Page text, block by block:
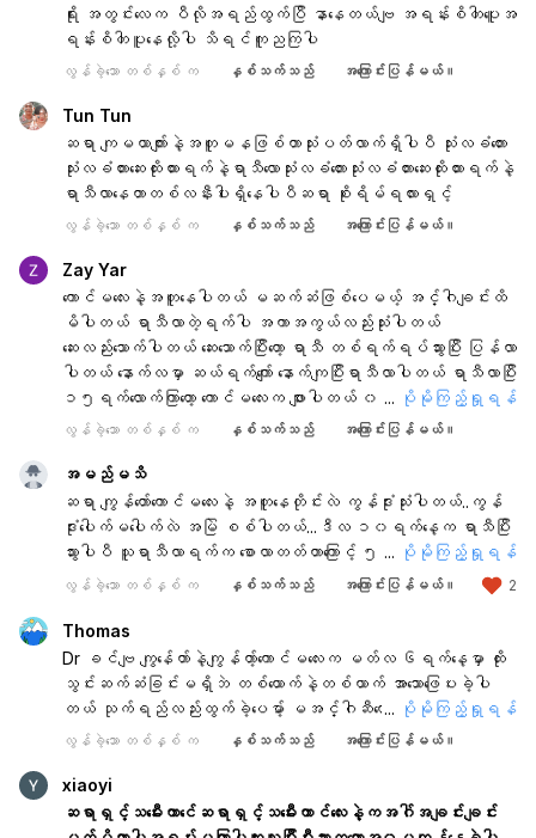
ရိုး အတွင်းလေက ပီလိုအရည်ထွက်ပြီ နာနေတယ်ဗျ အရန်းစိတါပူေအ
ရန်းစိတါပူနေလို့ပါ သိရင်ကူညကြပါ
လွန်ခဲ့သော တစ်နှစ် က နှစ်သက်သည် အကြောင်းပြန်မယ်။
Tun Tun
ဆရာ ကျမယာက်ျားနဲ့အတူမနဖြစ်တာသုံးပတ်လာက်ရှိပါပီ သုံးလခံတားေ
သုံးလခံတားဆေးထိုးထားရက်နဲ့ရာသီလာေသုံးလခံတားေသုံးလခံတားဆေးထိုးထားရက်နဲ့
ရာသီလာနေတာတစ်လနီးပါးရှိနေပါပီဆရာ စိုးရိမ်ရလားရှင့်
လွန်ခဲ့သော တစ်နှစ် က နှစ်သက်သည် အကြောင်းပြန်မယ်။
Zay Yar
ကောင်မလေးနဲ့အတူနေပါတယ် မဆက်ဆံဖြစ်ပေမယ့် အင်္ဂါချင်းထိ
မိပါတယ် ရာသီလာတဲ့ရက်ပါ အကာအကွယ်လည်းသုံးပါတယ်
ဆေးလည်းသောက်ပါတယ် ဆေးသောက်ပြီးတော့ ရာသီ တစ်ရက်ရပ်သွားပြီး ပြန်လာ
ပါတယ် နောက်လမှာ ဆယ်ရက်ကျော် နောက်ကျပြီးရာသီလာပါတယ် ရာသီလာပြီး
၁၅ရက်လောက်ကြာတော့ ကောင်မလေးက ဖျားပါတယ် ၀မ်းပျက်တယိ ပြီးတော့
ပျ်ု့အန်တော့တာ အစာစားပြီးတိုင်းအန်သလို အစားမြင်တာနဲ့အန်နေတာပါ
ချင်လို့ပါ 🙏🙏🙏
... ပိုမိုကြည့်ရှုရန်
လွန်ခဲ့သော တစ်နှစ် က နှစ်သက်သည် အကြောင်းပြန်မယ်။
အမည်မသိ
ဆရာ ကျွန်တော်ကောင်မလေးနဲ့ အတူနေတိုင်းလဲ ကွန်ဒုံးသုံးပါတယ်..ကွန်
ဒုံးပေါက်မပေါက်လဲ အမြဲ စစ်ပါတယ်...ဒီလ ၁၀ရက်နေ့က ရာသီပြီး
သွားပါပီ သူရာသီလာရက်က စောလာတတ်တာကြောင့် ၅လပိုင်း ၅ရက်နေမှ
ရာသီလာမှာပါဆရာ..၂၇ရက်နေ့ ညနေမှာ ဆီးစစ်ကြည့်တော့ ၁ကြောင်းပဲ
ပြပြီး ဒီနေ့၂၈ရက်နေ့ မနက်ပိုင်းဆီးနဲ့ စစ်ကျိတော့ ၂ကြောင်းပြပါ
တယ်ဆရာ..နောက်ထပ် သေချာ သွားအောင် ဆီးပြန်စစ်တော့ ၁ကြောင်း ပဲ ပြ
တယ်ဆရာ..ဆီးစစ်တံ၂ချောင်းစလုံး နဲ့ စစ်ကျိလဲ ၁ကြောင်းပဲပြတယ်
ဆရာ..ကောင်မလေးက စားချင်သောက်ချင်စိတ်တေပျောက်ပြီး ခေါင်းမူး ပျိူ့တာ
တေဖြစ်နေတယ် ဆရာ..ကိုယ်ဝန်ရှိနိုင်လားဆရာ
... ပိုမိုကြည့်ရှုရန်
လွန်ခဲ့သော တစ်နှစ် က နှစ်သက်သည် အကြောင်းပြန်မယ်။ 2
Thomas
Dr ခင်ဗျ ကျွန်ေတာ်နဲ့ကျွန်တာ့်ကောင်မလေးက မတ်လ ၆ရက်နေ့မှာ ထိုး
သွင်းဆက်ဆံခြင်းမရှိဘဲ တစ်ယောက်နဲ့တစ်ယာက် အာသာေဖြေပးခဲ့ပါ
တယ် သုက်ရည်လည်းထွက်ခဲ့ပေမာ့် မအင်္ဂါဆီတော့ မရောက်ခဲ့ပါ
မတ်လ ၂၆ ရောက်တော့ ပုံမှန်ရာသီလာပါတယ် အခု ဧပရယ် ၂၂
ရာသီသွေးတာ့နည်းပါတယ်ခင်ဗျ ကိုယ်ဝန်ရှိနေနိုင်လားခင်ဗျ ရာသီ
သွေးနည်းတာက တခြားအကြောင်းရင်းကြောင့်များဖြစ်နိုင်မလားခင်ဗျ ဖြေပေး
ပါဦးေဒါက်တာ
... ပိုမိုကြည့်ရှုရန်
လွန်ခဲ့သော တစ်နှစ် က နှစ်သက်သည် အကြောင်းပြန်မယ်။
xiaoyi
ဆရာရှင့်သမီးေကာင်ေဆရာရှင့်သမီးေကာင်လေးနဲ့ကအဂ်ါအချင်းချင်း